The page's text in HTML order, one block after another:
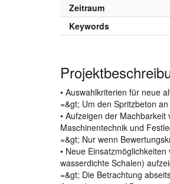
Zeitraum
Keywords
• Auswahlkriterien für neue
=&gt; Um den Spritzbeton
• Aufzeigen der
Maschinentechnik und
=&gt; Nur wenn
• Neue
wasserdichte Schalen)
=&gt; Die Betrachtung